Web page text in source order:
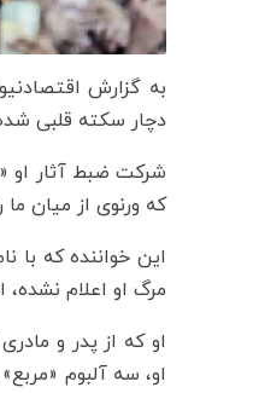
به گزارش
دچار سکته قلبی
که ورنوی از میان
این خواننده که با
مرگ او اعلام نشده،